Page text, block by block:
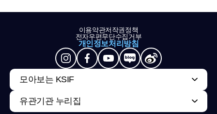
이용약관저작권정책
전자우편무단수집거부
개인정보처리방침
모아보는 KSIF
유관기관 누리집